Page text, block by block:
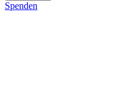
Spenden